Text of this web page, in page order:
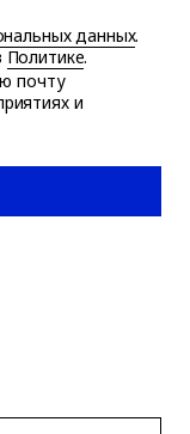
данных.
Политике.
почту
и